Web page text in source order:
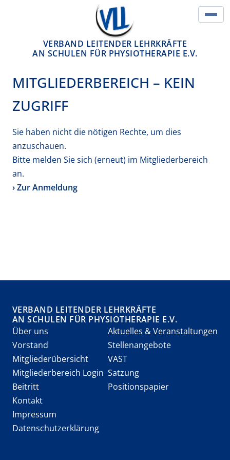
VERBAND LEITENDER LEHRKRÄFTE
AN SCHULEN FÜR PHYSIOTHERAPIE E.V.
MITGLIEDERBEREICH – KEIN
ZUGRIFF
Sie haben nicht die nötigen Rechte, um dies
anzuschauen.
Bitte melden Sie sich (erneut) im Mitgliederbereich
an.
› Zur Anmeldung
VERBAND LEITENDER LEHRKRÄFTE
AN SCHULEN FÜR PHYSIOTHERAPIE E.V.
Über uns
Vorstand
Mitgliederübersicht
Mitgliederbereich Login
Beitritt
Aktuelles & Veranstaltungen
Stellenangebote
VAST
Satzung
Positionspapier
Kontakt
Impressum
Datenschutzerklärung